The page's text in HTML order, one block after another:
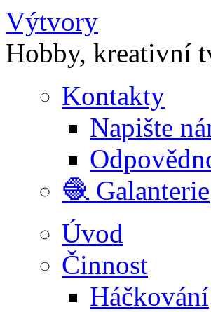
Výtvory
Hobby, kreativní
Kontakty
Napište
🧶 Galanterie
Úvod
Činnost
Háčkování